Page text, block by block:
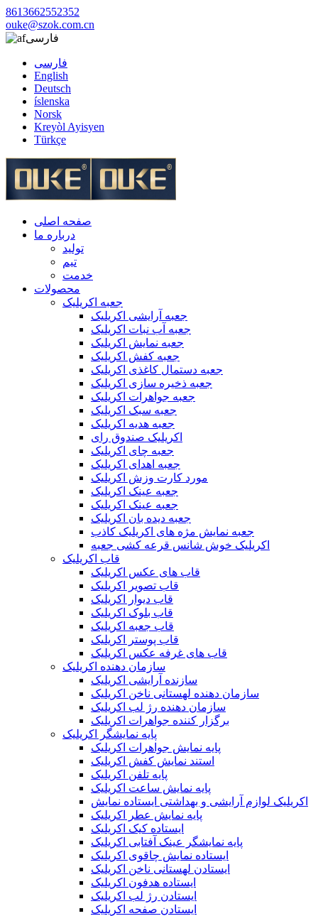
8613662552352
ouke@szok.com.cn
فارسی
فارسی
English
Deutsch
íslenska
Norsk
Kreyòl Ayisyen
Türkçe
صفحه اصلی
درباره ما
تولید
تیم
خدمت
محصولات
جعبه اکریلیک
جعبه آرایشی اکریلیک
جعبه آب نبات اکریلیک
جعبه نمایش اکریلیک
جعبه کفش اکریلیک
جعبه دستمال کاغذی اکریلیک
جعبه ذخیره سازی اکریلیک
جعبه جواهرات اکریلیک
جعبه سبک اکریلیک
جعبه هدیه اکریلیک
اکریلیک صندوق رای
جعبه چای اکریلیک
جعبه اهدای اکریلیک
مورد کارت وزش اکریلیک
جعبه عینک اکریلیک
جعبه عینک اکریلیک
جعبه دیده بان اکریلیک
جعبه نمایش مژه های اکریلیک کاذب
اکریلیک خوش شانس قرعه کشی جعبه
قاب اکریلیک
قاب های عکس اکریلیک
قاب تصویر اکریلیک
قاب دیوار اکریلیک
قاب بلوک اکریلیک
قاب جعبه اکریلیک
قاب پوستر اکریلیک
قاب های غرفه عکس اکریلیک
سازمان دهنده اکریلیک
سازنده آرایشی اکریلیک
سازمان دهنده لهستانی ناخن اکریلیک
سازمان دهنده رژ لب اکریلیک
برگزار کننده جواهرات اکریلیک
پایه نمایشگر اکریلیک
پایه نمایش جواهرات اکریلیک
استند نمایش کفش اکریلیک
پایه تلفن اکریلیک
پایه نمایش ساعت اکریلیک
اکریلیک لوازم آرایشی و بهداشتی ایستاده نمایش
پایه نمایش عطر اکریلیک
ایستاده کیک اکریلیک
پایه نمایشگر عینک آفتابی اکریلیک
ایستاده نمایش چاقوی اکریلیک
ایستادن لهستانی ناخن اکریلیک
ایستاده هدفون اکریلیک
ایستادن رژ لب اکریلیک
ایستادن صفحه اکریلیک